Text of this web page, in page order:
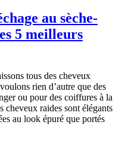
au sèche-
5 meilleurs
tous des cheveux
rien d’autre que des
ou pour des coiffures à la
cheveux raides sont élégants
au look épuré que portés